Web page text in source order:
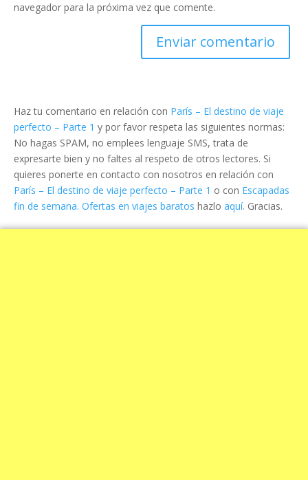
navegador para la próxima vez que comente.
Haz tu comentario en relación con París – El destino de viaje
perfecto – Parte 1 y por favor respeta las siguientes normas:
No hagas SPAM, no emplees lenguaje SMS, trata de
expresarte bien y no faltes al respeto de otros lectores. Si
quieres ponerte en contacto con nosotros en relación con
París – El destino de viaje perfecto – Parte 1 o con Escapadas
fin de semana. Ofertas en viajes baratos hazlo aquí. Gracias.